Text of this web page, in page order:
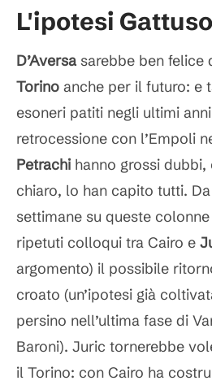
L'ipotesi Gattuso
D’Aversa sarebbe ben felice
Torino anche per il futuro: e
esoneri patiti negli ultimi
retrocessione con l’Empoli
Petrachi hanno grossi dubbi,
chiaro, lo han capito tutti.
settimane su queste
ripetuti colloqui tra Cairo e
argomento) il possibile
croato (un’ipotesi già
persino nell’ultima fase di
Baroni). Juric tornerebbe
il Torino: con Cairo ha